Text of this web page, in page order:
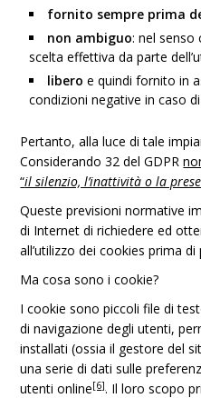
fornito sempre prima
non ambiguo: nel senso
scelta effettiva da parte
libero e quindi fornito in
condizioni negative in caso
Pertanto, alla luce di tale
Considerando 32 del GDPR
“il silenzio, l’inattività o la
Queste previsioni normative
di Internet di richiedere ed
all’utilizzo dei cookies prima
Ma cosa sono i cookie?
I cookie sono piccoli file di
di navigazione degli utenti,
installati (ossia il gestore del
una serie di dati sulle
utenti online[6]. Il loro scopo